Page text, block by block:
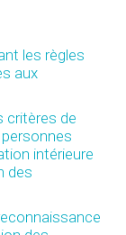
les règles
aux
critères de
intérieure
des